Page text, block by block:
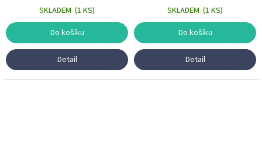
SKLADEM (1 KS)
Do košíku
Detail
SKLADEM (1 KS)
Do košíku
Detail